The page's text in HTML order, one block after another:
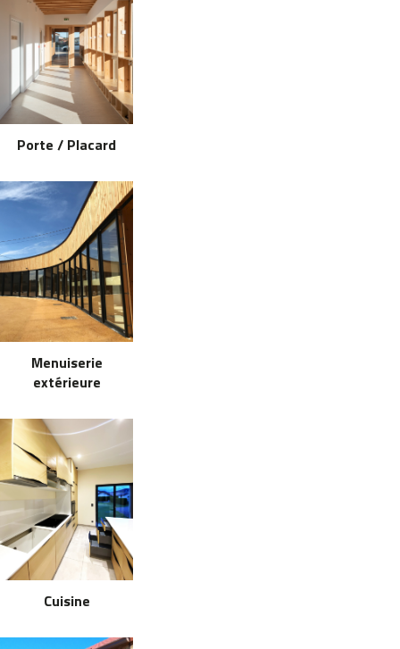
Porte / Placard
Menuiserie
extérieure
Cuisine